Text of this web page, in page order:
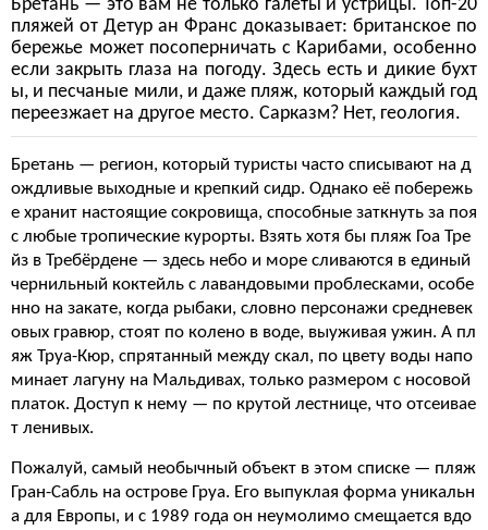
Бретань — это вам не только галеты и устрицы. Топ-20
пляжей от Детур ан Франс доказывает: британское по
бережье может посоперничать с Карибами, особенно
если закрыть глаза на погоду. Здесь есть и дикие бухт
ы, и песчаные мили, и даже пляж, который каждый год
переезжает на другое место. Сарказм? Нет, геология.
Бретань — регион, который туристы часто списывают на д
ождливые выходные и крепкий сидр. Однако её побережь
е хранит настоящие сокровища, способные заткнуть за поя
с любые тропические курорты. Взять хотя бы пляж Гоа Тре
йз в Требёрдене — здесь небо и море сливаются в единый
чернильный коктейль с лавандовыми проблесками, особе
нно на закате, когда рыбаки, словно персонажи средневек
овых гравюр, стоят по колено в воде, выуживая ужин. А пл
яж Труа-Кюр, спрятанный между скал, по цвету воды напо
минает лагуну на Мальдивах, только размером с носовой
платок. Доступ к нему — по крутой лестнице, что отсеивае
т ленивых.
Пожалуй, самый необычный объект в этом списке — пляж
Гран-Сабль на острове Груа. Его выпуклая форма уникальн
а для Европы, и с 1989 года он неумолимо смещается вдо